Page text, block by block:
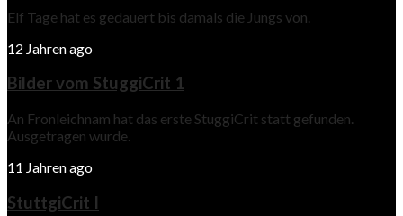
Elf Tage hat es gedauert bis damals die Jungs von.
12 Jahren ago
Bilder vom StuggiCrit 1
An Fronleichnam hat das erste StuggiCrit statt gefunden.
Ausgetragen wurde.
11 Jahren ago
StuttgiCrit I